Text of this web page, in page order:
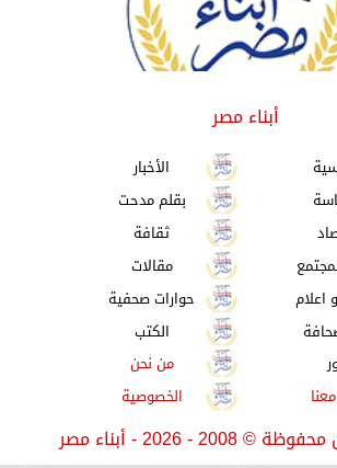
أبناء مصر
الأخبار
بقلم مدحت
ثقافة
مقالات
اعلام
حوارات صحفية
الكتب
من نحن
الخصوصية
محفوظة©2008 - 2026 - أبناء مصر